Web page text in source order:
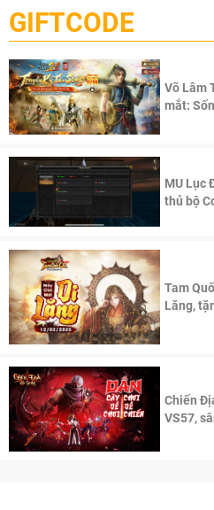
cầu, theo giấy phép chính
Pocketpair, Inc.
GIFTCODE
Võ Lâm
mắt:
MU Lục
thủ bộ
Tam
Lăng,
Chiến
VS57,